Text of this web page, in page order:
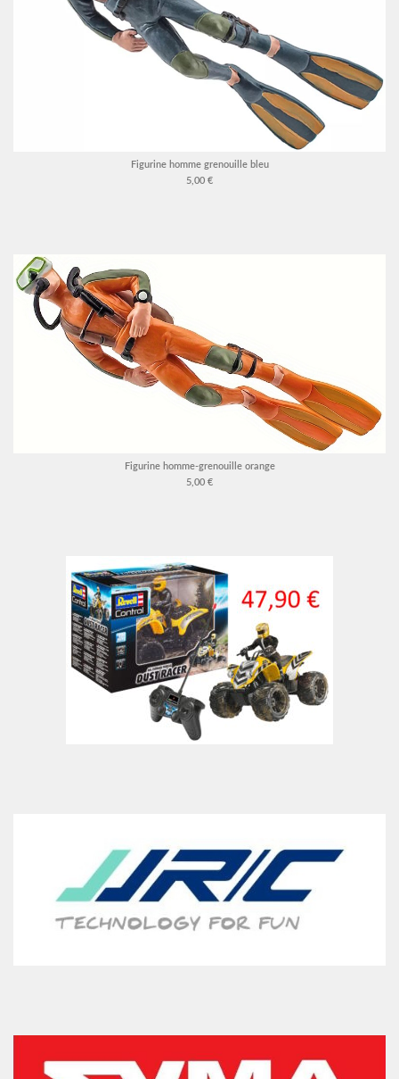
Figurine homme grenouille bleu
5,00 €
Figurine homme-grenouille orange
5,00 €